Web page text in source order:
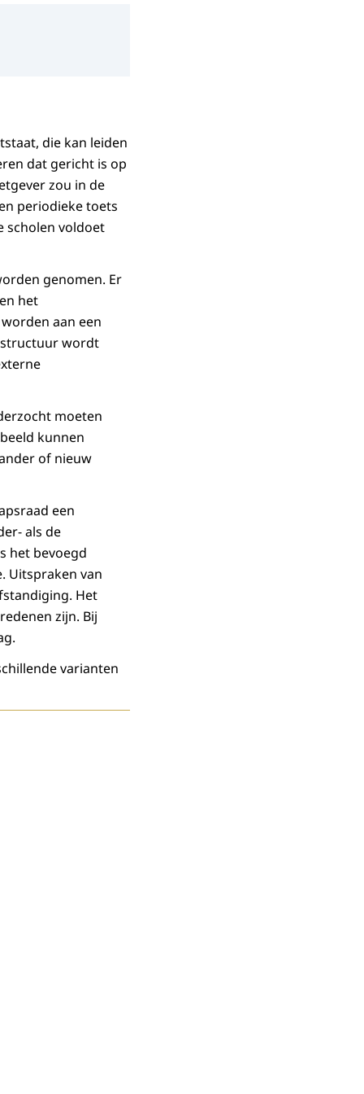
die kan leiden
dat gericht is op
zou in de
periodieke toets
scholen voldoet
genomen. Er
het
aan een
wordt
moeten
kunnen
of nieuw
een
als de
het bevoegd
Uitspraken van
Het
zijn. Bij
varianten